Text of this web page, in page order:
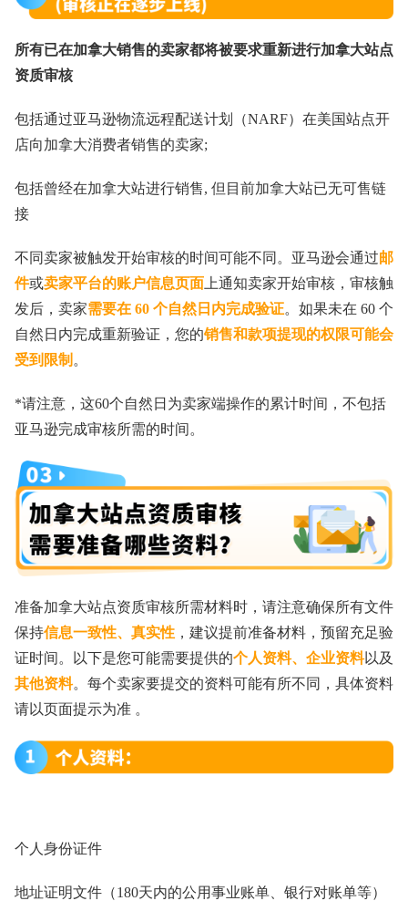
所有已在加拿大销售的卖家都将被要求重新进行加拿大站点
资质审核
包括通过亚马逊物流远程配送计划（NARF）在美国站点开
店向加拿大消费者销售的卖家;
包括曾经在加拿大站进行销售, 但目前加拿大站已无可售链
接
不同卖家被触发开始审核的时间可能不同。亚马逊会通过邮
件或卖家平台的账户信息页面 上通知卖家开始审核，审核触
发后，卖家需要在 60 个自然日内完成验证。如果未在 60 个
自然日内完成重新验证，您的销售和款项提现的权限可能会
受到限制 。
*请注意，这60个自然日为卖家端操作的累计时间，不包括
亚马逊完成审核所需的时间。
准备加拿大站点资质审核所需材料时，请注意确保所有文件
保持信息一致性、真实性 ，建议提前准备材料，预留充足验
证时间。以下是您可能需要提供的个人资料、企业资料以及
其他资料。每个卖家要提交的资料可能有所不同，具体资料
请以页面提示为准 。
个人身份证件
地址证明文件（180天内的公用事业账单、银行对账单等）